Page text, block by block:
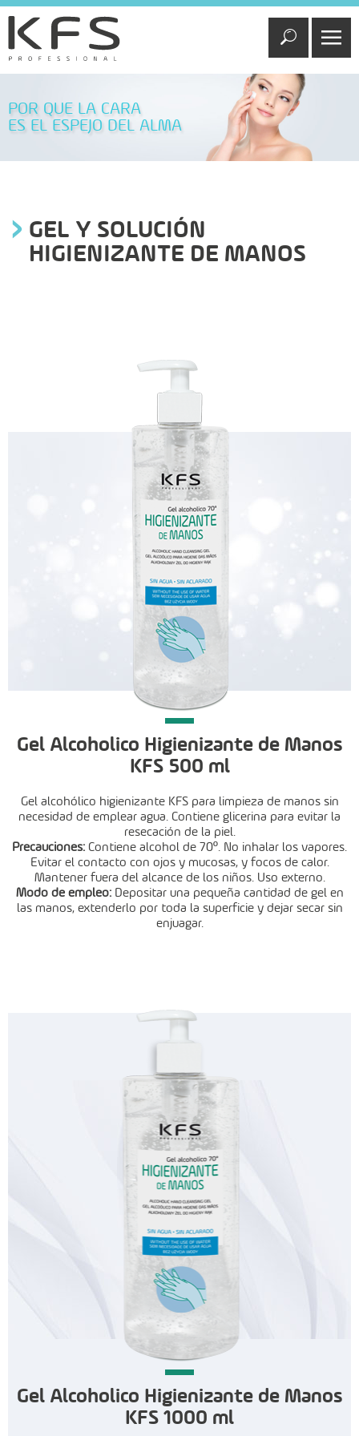
POR QUE LA CARA
ES EL ESPEJO DEL ALMA
GEL Y SOLUCIÓN
HIGIENIZANTE DE MANOS
Gel Alcoholico Higienizante de Manos
KFS 500 ml
Gel alcohólico higienizante KFS para limpieza de manos sin
necesidad de emplear agua. Contiene glicerina para evitar la
resecación de la piel.
Precauciones: Contiene alcohol de 70º. No inhalar los vapores.
Evitar el contacto con ojos y mucosas, y focos de calor.
Mantener fuera del alcance de los niños. Uso externo.
Modo de empleo:Depositar una pequeña cantidad de gel en
las manos, extenderlo por toda la superficie y dejar secar sin
enjuagar.
Gel Alcoholico Higienizante de Manos
KFS 1000 ml